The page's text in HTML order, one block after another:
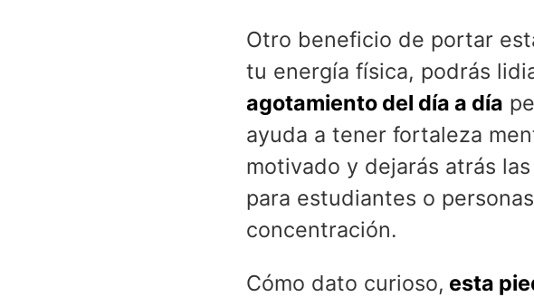
Otro beneficio de portar
tu energía física, podrás
agotamiento del día a día
ayuda a tener fortaleza
motivado y dejarás atrás
para estudiantes o
concentración.
Cómo dato curioso, esta